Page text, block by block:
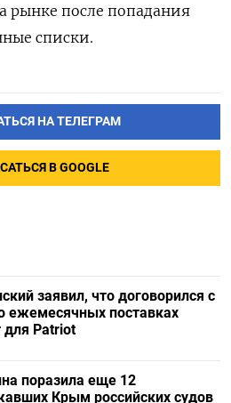
рынке после попадания
списки.
НА ТЕЛЕГРАМ
В GOOGLE
заявил, что договорился с
ежемесячных поставках
для Patriot
поразила еще 12
Крым российских судов